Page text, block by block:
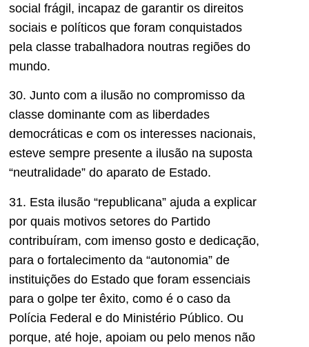
social frágil, incapaz de garantir os direitos
sociais e políticos que foram conquistados
pela classe trabalhadora noutras regiões do
mundo.
30. Junto com a ilusão no compromisso da
classe dominante com as liberdades
democráticas e com os interesses nacionais,
esteve sempre presente a ilusão na suposta
“neutralidade” do aparato de Estado.
31. Esta ilusão “republicana” ajuda a explicar
por quais motivos setores do Partido
contribuíram, com imenso gosto e dedicação,
para o fortalecimento da “autonomia” de
instituições do Estado que foram essenciais
para o golpe ter êxito, como é o caso da
Polícia Federal e do Ministério Público. Ou
porque, até hoje, apoiam ou pelo menos não